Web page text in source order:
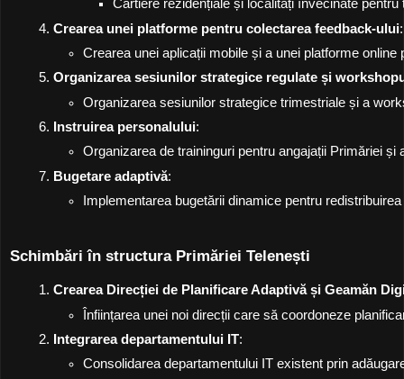
Cartiere rezidențiale și localități învecinate
Crearea unei platforme pentru colectarea feedback-ului:
Crearea unei aplicații mobile și a unei platforme
Organizarea sesiunilor strategice regulate și
Organizarea sesiunilor strategice trimestriale și a
Instruirea personalului:
Organizarea de traininguri pentru angajații Primăriei
Bugetare adaptivă:
Implementarea bugetării dinamice pentru
Schimbări în structura Primăriei Telenești
Crearea Direcției de Planificare Adaptivă și Geamăn
Înființarea unei noi direcții care să coordoneze
Integrarea departamentului IT:
Consolidarea departamentului IT existent prin